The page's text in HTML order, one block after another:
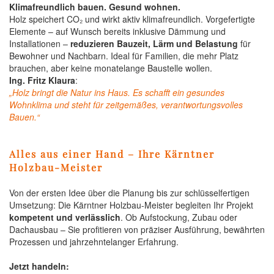
Klimafreundlich bauen. Gesund wohnen.
Holz speichert CO₂ und wirkt aktiv klimafreundlich. Vorgefertigte
Elemente – auf Wunsch bereits inklusive Dämmung und
Installationen – reduzieren Bauzeit, Lärm und Belastung für
Bewohner und Nachbarn. Ideal für Familien, die mehr Platz
brauchen, aber keine monatelange Baustelle wollen.
Ing. Fritz Klaura:
„Holz bringt die Natur ins Haus. Es schafft ein gesundes
Wohnklima und steht für zeitgemäßes, verantwortungsvolles
Bauen.“
Alles aus einer Hand – Ihre Kärntner
Holzbau-Meister
Von der ersten Idee über die Planung bis zur schlüsselfertigen
Umsetzung: Die Kärntner Holzbau-Meister begleiten Ihr Projekt
kompetent und verlässlich. Ob Aufstockung, Zubau oder
Dachausbau – Sie profitieren von präziser Ausführung, bewährten
Prozessen und jahrzehntelanger Erfahrung.
Jetzt handeln: